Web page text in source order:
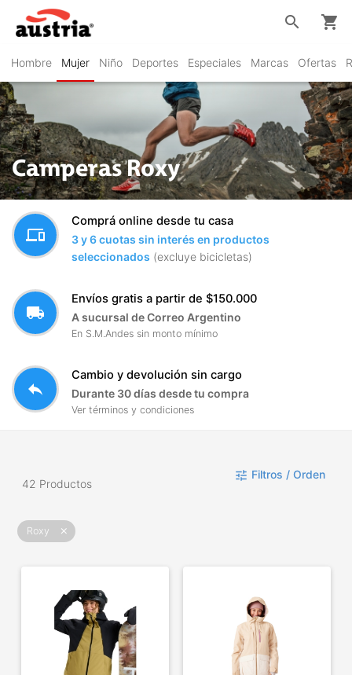
Hombre Mujer Niño Deportes Especiales Marcas Ofertas
search shopping_cart
Camperas Roxy
devices
Comprá online desde tu casa
3 y 6 cuotas sin interés en productos
seleccionados (excluye bicicletas)
local_shipping
Envíos gratis a partir de $150.000
A sucursal de Correo Argentino
En S.M.Andes sin monto mínimo
reply
Cambio y devolución sin cargo
Durante 30 días desde tu compra
Ver términos y condiciones
42 Productos
tune Filtros / Orden
Roxy close